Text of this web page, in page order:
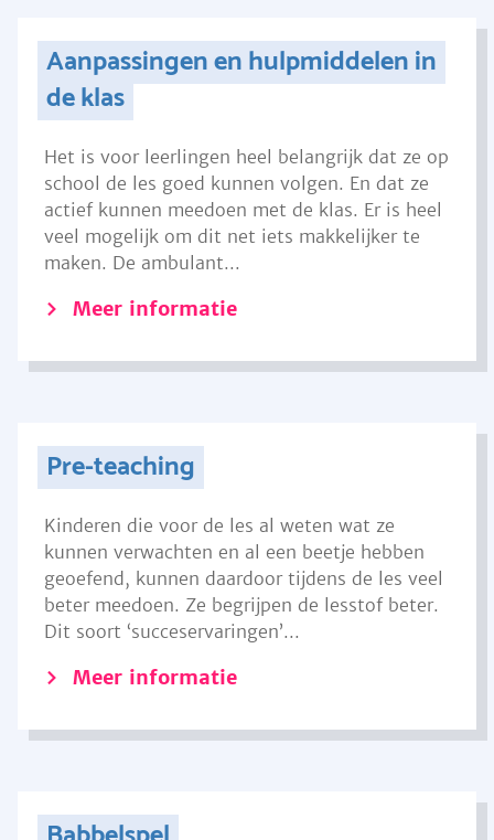
Aanpassingen en hulpmiddelen in
de klas
Het is voor leerlingen heel belangrijk dat ze op
school de les goed kunnen volgen. En dat ze
actief kunnen meedoen met de klas. Er is heel
veel mogelijk om dit net iets makkelijker te
maken. De ambulant...
Meer informatie
Pre-teaching
Kinderen die voor de les al weten wat ze
kunnen verwachten en al een beetje hebben
geoefend, kunnen daardoor tijdens de les veel
beter meedoen. Ze begrijpen de lesstof beter.
Dit soort ‘succeservaringen’...
Meer informatie